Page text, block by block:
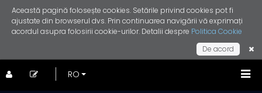
Această pagină folosește cookies. Setările privind cookies pot fi
ajustate din browserul dvs. Prin continuarea navigării vă exprimați
acordul asupra folosirii cookie-urilor. Detalii despre Politica Cookie
De acord